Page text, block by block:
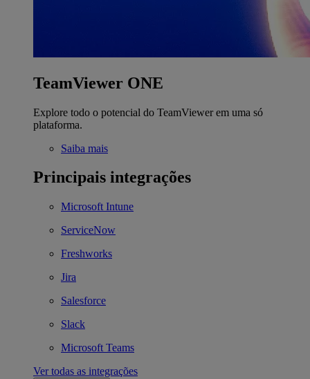
TeamViewer ONE
Explore todo o potencial do TeamViewer em uma só
plataforma.
Saiba mais
Principais integrações
Microsoft Intune
ServiceNow
Freshworks
Jira
Salesforce
Slack
Microsoft Teams
Ver todas as integrações